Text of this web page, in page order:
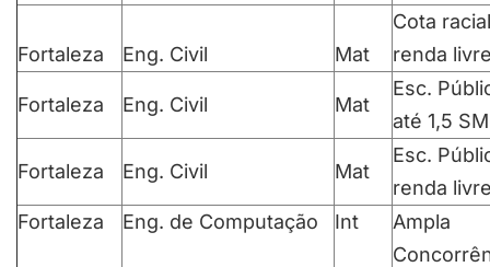
Fortaleza Eng. Civil Mat
Cota racial
renda
Fortaleza Eng. Civil Mat
Esc.
até 1,5 SM
Fortaleza Eng. Civil Mat
Esc.
renda
Fortaleza
Eng. de Computação Int
Ampla